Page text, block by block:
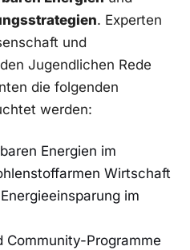
. Experten
und
⁣Jugendlichen Rede
die folgenden
werden:
⁣Energien im
Wirtschaft
im
Community-Programme